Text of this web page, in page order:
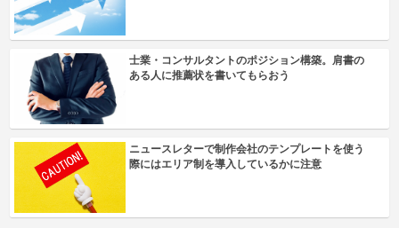
士業・コンサルタントのポジション構築。肩書の
ある人に推薦状を書いてもらおう
ニュースレターで制作会社のテンプレートを使う
際にはエリア制を導入しているかに注意